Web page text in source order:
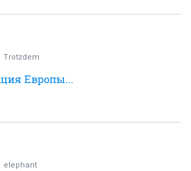
Trotzdem
Европы...
elephant